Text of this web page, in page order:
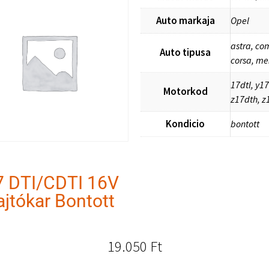
DTI/CDTI 16V
Bontott
Auto markaja Opel
Auto tipusa
astra,
corsa,
Motorkod
17dtl,
z17dth,
Kondicio bontott
19.050 Ft